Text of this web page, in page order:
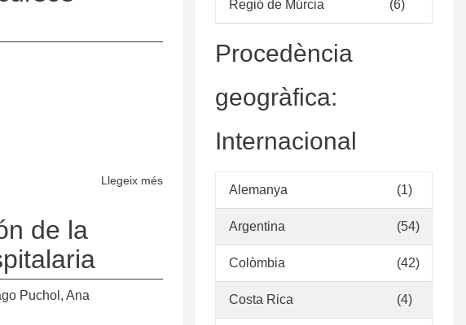
Colecciones
Llegeix méssobre
Investigación
de la
Puchol, Ana
Regió de Múrcia (6)
Procedència
geogràfica:
Internacional
Alemanya (1)
Argentina (54)
Colòmbia (42)
Costa Rica (4)